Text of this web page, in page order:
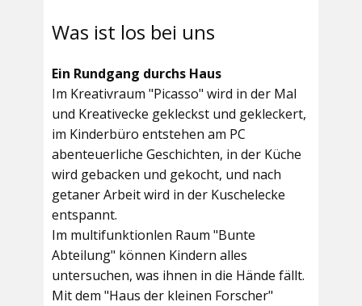
Was ist los bei uns
Ein Rundgang durchs Haus
Im Kreativraum "Picasso" wird in der Mal
und Kreativecke gekleckst und gekleckert,
im Kinderbüro entstehen am PC
abenteuerliche Geschichten, in der Küche
wird gebacken und gekocht, und nach
getaner Arbeit wird in der Kuschelecke
entspannt.
Im multifunktionlen Raum "Bunte
Abteilung" können Kindern alles
untersuchen, was ihnen in die Hände fällt.
Mit dem "Haus der kleinen Forscher"